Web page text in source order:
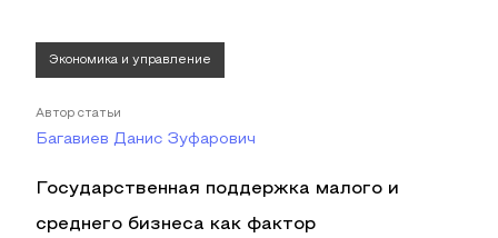
Экономика и управление
Автор статьи
Багавиев Данис Зуфарович
Государственная поддержка малого и
среднего бизнеса как фактор